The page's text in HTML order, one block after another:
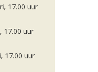
17.00 uur
17.00 uur
17.00 uur